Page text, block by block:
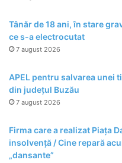
Tânăr de 18 ani, în stare
ce s-a electrocutat
7 august 2026
APEL pentru salvarea unei
din județul Buzău
7 august 2026
Firma care a realizat Piața
insolvență / Cine repară
„dansante”